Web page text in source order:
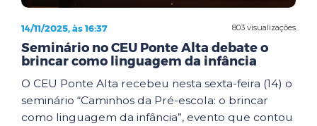
803 visualizações
14/11/2025, às 16:37
Seminário no CEU Ponte Alta debate o
brincar como linguagem da infância
O CEU Ponte Alta recebeu nesta sexta-feira (14) o
seminário “Caminhos da Pré-escola: o brincar
como linguagem da infância”, evento que contou